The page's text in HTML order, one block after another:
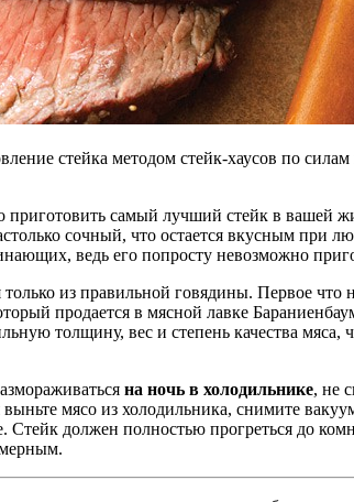
стейка методом стейк-хаусов по
приготовить самый лучший стейк в вашей
сочный, что остается вкусным при
ведь его попросту невозможно
из правильной говядины. Первое что
продается в мясной лавке
толщину, вес и степень качества мяса,
на ночь в холодильнике, не
мясо из холодильника, снимите
Стейк должен полностью прогреться до